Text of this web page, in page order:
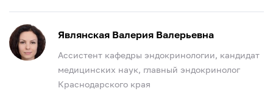
Являнская Валерия Валерьевна
Ассистент кафедры эндокринологии, кандидат
медицинских наук, главный эндокринолог
Краснодарского края